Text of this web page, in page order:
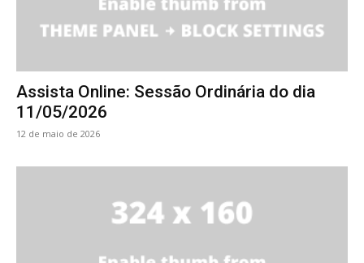
Assista Online: Sessão Ordinária do dia
11/05/2026
12 de maio de 2026